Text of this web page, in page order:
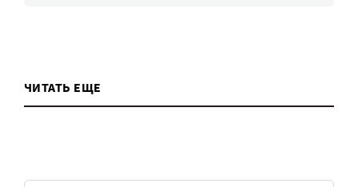
ЧИТАТЬ ЕЩЕ